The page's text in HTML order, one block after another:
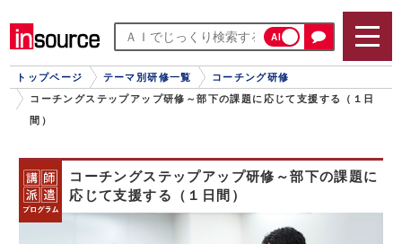
AI
トップページ テーマ別研修一覧
コーチング研修
コーチングステップアップ研修～部下の課題に応じて支援する（１日
間）
コーチングステップアップ研修～部下の課題に
応じて支援する（１日間）